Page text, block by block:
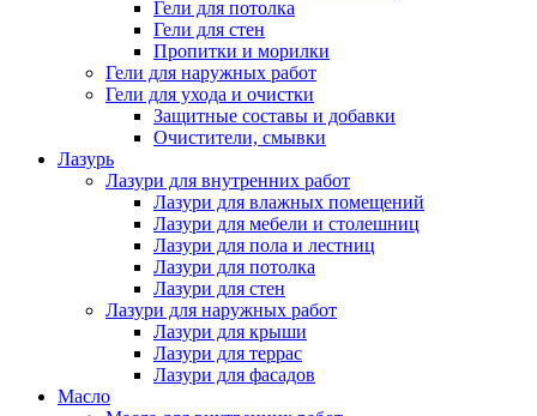
Гели для потолка
Гели для стен
Пропитки и морилки
Гели для наружных работ
Гели для ухода и очистки
Защитные составы и добавки
Очистители, смывки
Лазурь
Лазури для внутренних работ
Лазури для влажных помещений
Лазури для мебели и столешниц
Лазури для пола и лестниц
Лазури для потолка
Лазури для стен
Лазури для наружных работ
Лазури для крыши
Лазури для террас
Лазури для фасадов
Масло